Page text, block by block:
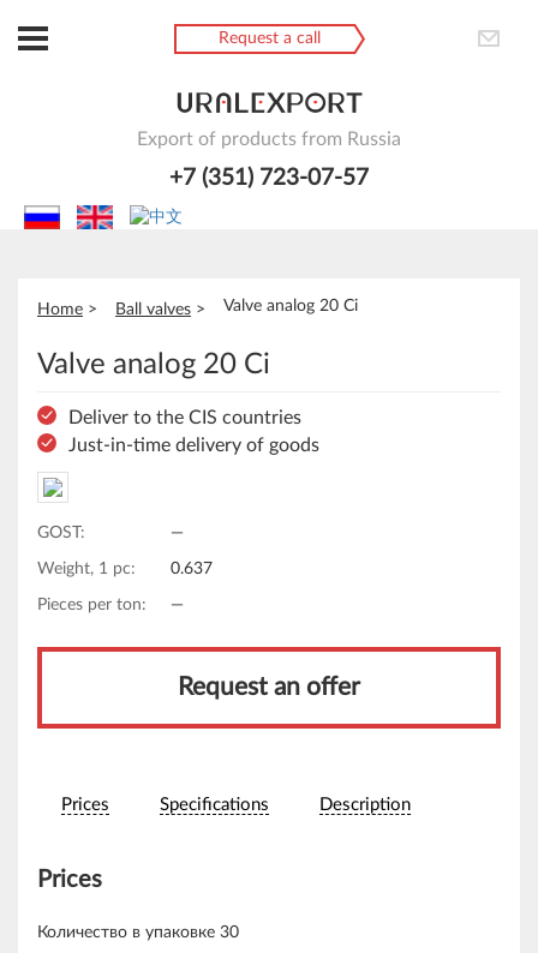
Request a call
Export of products from Russia
+7 (351) 723-07-57
Home Ball valves Valve analog 20 Ci
Valve analog 20 Ci
Deliver to the CIS countries
Just-in-time delivery of goods
GOST: —
Weight, 1 pc: 0.637
Pieces per ton: —
Request an offer
Prices Specifications Description
Prices
Количество в упаковке 30